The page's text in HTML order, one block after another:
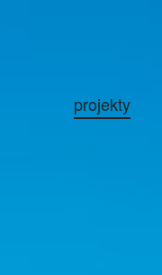
projekty